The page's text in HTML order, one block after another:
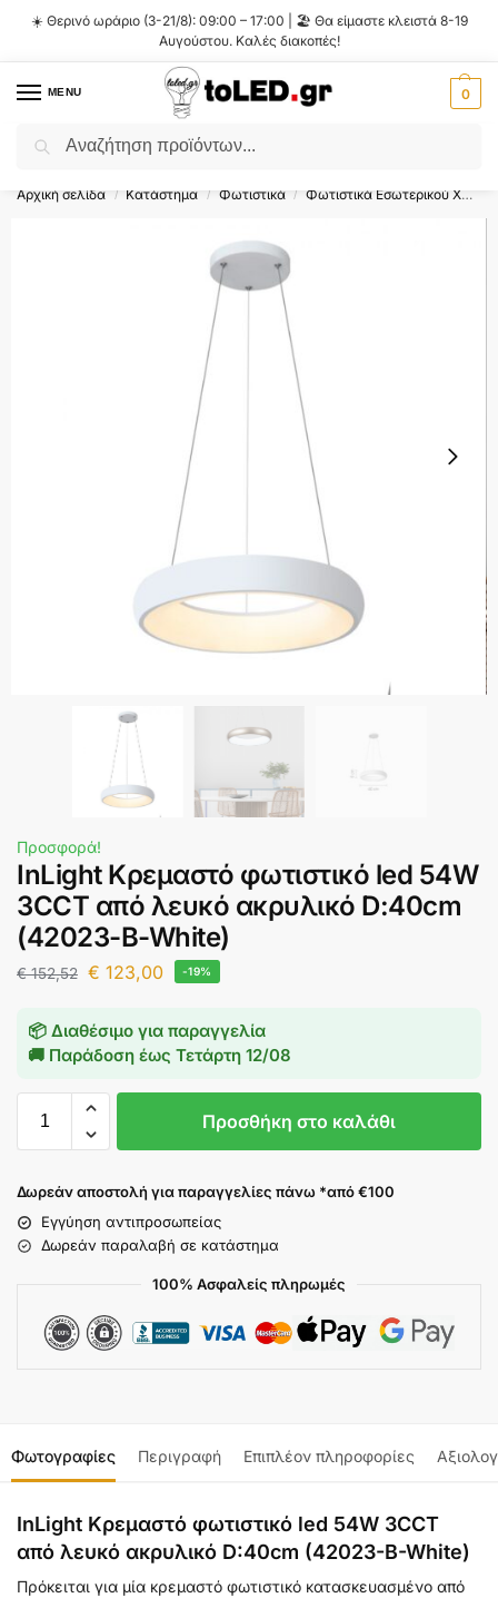
☀️ Θερινό ωράριο (3-21/8): 09:00 – 17:00 | 🏖️ Θα είμαστε κλειστά 8-19
Αυγούστου. Καλές διακοπές!
MENU 0
Flash Sale ⚡ 10% Έκπτωση με τον κωδικό
Αρχική σελίδα / Κατάστημα / Φωτιστικά / Φωτιστικά Εσωτερικού Χώρου
Προσφορά!
InLight Κρεμαστό φωτιστικό led 54W
3CCT από λευκό ακρυλικό D:40cm
(42023-B-White)
€152,52 € 123,00 -19%
📦 Διαθέσιμο για παραγγελία
🚚 Παράδοση έως Τετάρτη 12/08
Προσθήκη στο καλάθι
Δωρεάν αποστολή για παραγγελίες πάνω *από €100
Εγγύηση αντιπροσωπείας
Δωρεάν παραλαβή σε κατάστημα
100% Ασφαλείς πληρωμές
Φωτογραφίες Περιγραφή Επιπλέον πληροφορίες
InLight Κρεμαστό φωτιστικό led 54W 3CCT
από λευκό ακρυλικό D:40cm (42023-B-White)
Πρόκειται για μία κρεμαστό φωτιστικό κατασκευασμένο από